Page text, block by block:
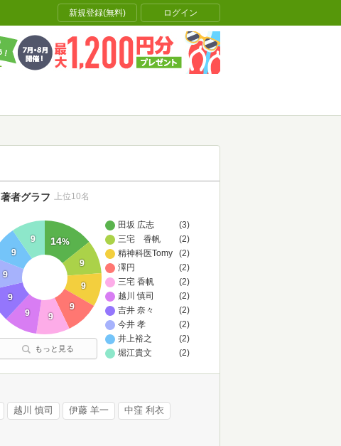
新規登録(無料) ログイン
田坂 広志
(3)
三宅 香帆
(2)
精神科医Tomy
(2)
澤円
(2)
三宅 香帆
(2)
越川 慎司
(2)
吉井 奈々
(2)
今井 孝
(2)
井上裕之
(2)
堀江貴文
(2)
14%
9
9
9
9
9
9
9
9
9
著者グラフ 上位10名
もっと見る
越川 慎司 伊藤 羊一 中窪 利衣